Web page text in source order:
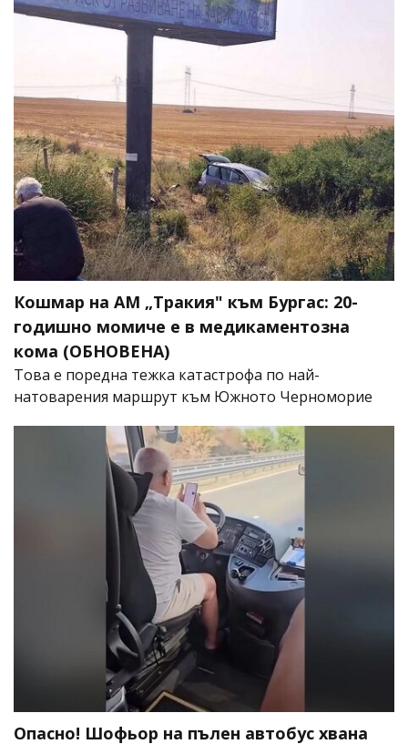
Кошмар на АМ „Тракия" към Бургас: 20-
годишно момиче е в медикаментозна
кома (ОБНОВЕНА)
Това е поредна тежка катастрофа по най-
натоварения маршрут към Южното Черноморие
Опасно! Шофьор на пълен автобус хвана